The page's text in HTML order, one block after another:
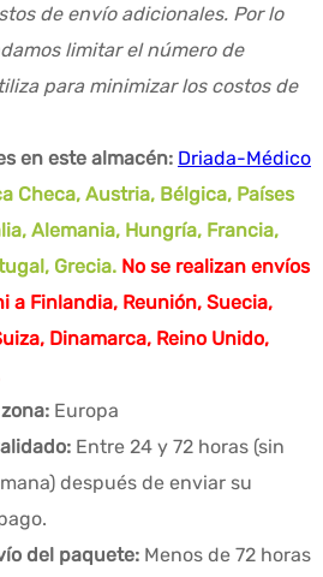
de envío adicionales. Por lo
limitar el número de
para minimizar los costos de
en este almacén: Driada-Médico
Checa, Austria, Bélgica, Países
Alemania, Hungría, Francia,
Grecia. No se realizan envíos
a Finlandia, Reunión, Suecia,
Dinamarca, Reino Unido,
Europa
Entre 24 y 72 horas (sin
después de enviar su
del paquete: Menos de 72 horas